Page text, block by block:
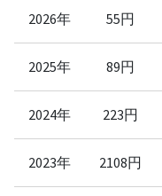
2026年 55円
2025年 89円
2024年 223円
2023年 2108円